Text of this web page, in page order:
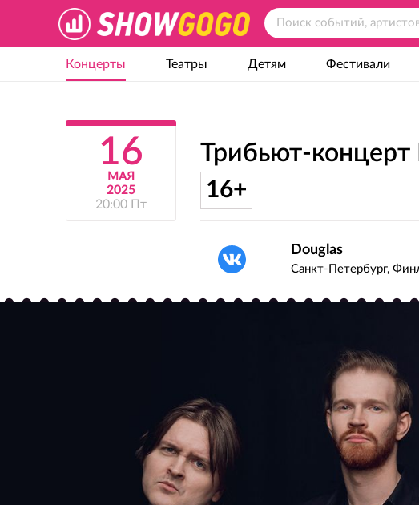
Концерты Театры Детям Фестивали
16
МАЯ
2025
20:00 Пт
Трибьют-концерт
16+
Douglas
Санкт-Петербург,